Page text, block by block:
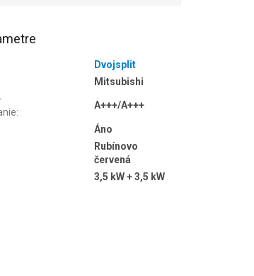
Dvojsplit
Mitsubishi
:
A+++/A+++
Áno
Rubínovo
červená
3,5 kW + 3,5 kW